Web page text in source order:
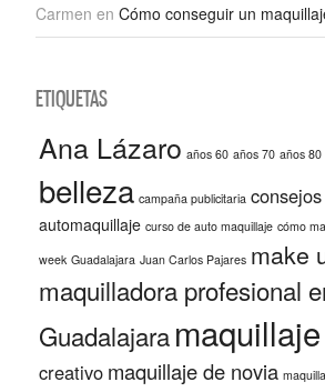
Carmen en Cómo conseguir un
ETIQUETAS
Ana Lázaro años 60 años 70 años 80
belleza campaña publicitaria consejos
automaquillaje curso de auto maquillaje cómo
week Guadalajara Juan Carlos Pajares make
maquilladora profesional
Guadalajaramaquillaje
creativo maquillaje de novia